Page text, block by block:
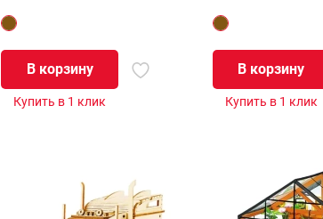
В корзину
Купить в 1 клик
В корзину
Купить в 1 клик